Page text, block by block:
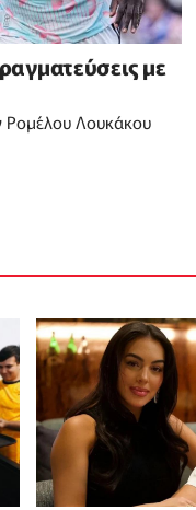
με
Ρομέλου Λουκάκου